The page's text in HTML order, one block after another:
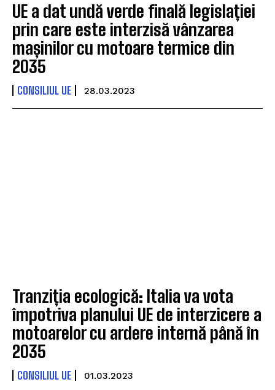
UE a dat undă verde finală legislației
prin care este interzisă vânzarea
mașinilor cu motoare termice din
2035
CONSILIUL UE 28.03.2023
Tranziția ecologică: Italia va vota
împotriva planului UE de interzicere a
motoarelor cu ardere internă până în
2035
CONSILIUL UE 01.03.2023